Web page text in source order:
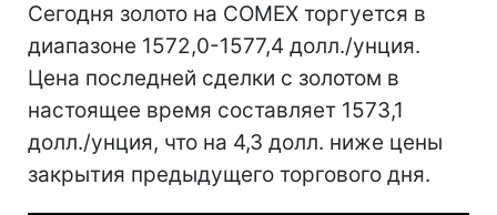
Сегодня золото на COMEX торгуется в
диапазоне 1572,0-1577,4 долл./унция.
Цена последней сделки с золотом в
настоящее время составляет 1573,1
долл./унция, что на 4,3 долл. ниже цены
закрытия предыдущего торгового дня.